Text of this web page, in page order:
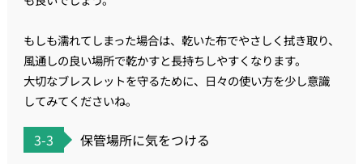
もしも濡れてしまった場合は、乾いた布でやさしく拭き取り、
風通しの良い場所で乾かすと長持ちしやすくなります。
大切なブレスレットを守るために、日々の使い方を少し意識
してみてくださいね。
3-3 保管場所に気をつける